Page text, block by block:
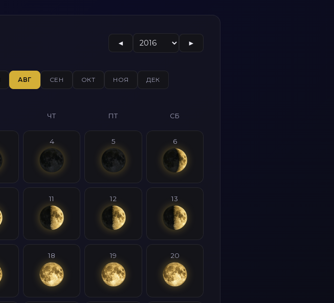
◄ ►
АВГ СЕН ОКТ НОЯ ДЕК
ЧТ ПТ СБ
4 5 6
11 12 13
18 19 20